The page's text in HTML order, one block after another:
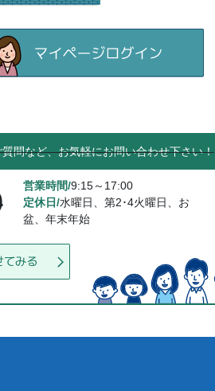
問など、お気軽にお問い合わせ下さい！
営業時間/9:15～17:00
定休日/水曜日、第2･4火曜日、お
盆、年末年始